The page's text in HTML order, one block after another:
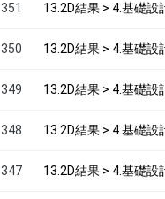
351 13.2D結果 > 4.基礎設
350 13.2D結果 > 4.基礎設
349 13.2D結果 > 4.基礎設
348 13.2D結果 > 4.基礎設
347 13.2D結果 > 4.基礎設